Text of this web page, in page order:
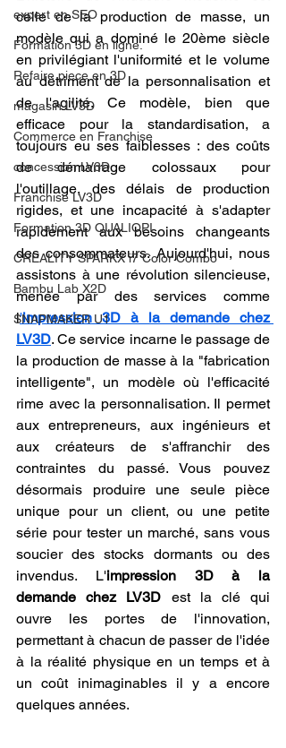
expert en SEO
Formation 3D en ligne.
Refaire piece en 3D
magasin LV3D
Commerce en Franchise
concession LV3D
Franchise LV3D
Formation 3D QUALIOPI
CREALITY SPARKX i7 Color Combo
Bambu Lab X2D
SNAPMAKER U1
celle de la production de masse, un
modèle qui a dominé le 20ème siècle
en privilégiant l'uniformité et le volume
au détriment de la personnalisation et
de l'agilité. Ce modèle, bien que
efficace pour la standardisation, a
toujours eu ses faiblesses : des coûts
de démarrage colossaux pour
l'outillage, des délais de production
rigides, et une incapacité à s'adapter
rapidement aux besoins changeants
des consommateurs. Aujourd'hui, nous
assistons à une révolution silencieuse,
menée par des services comme
l'impression 3D à la demande chez
LV3D. Ce service incarne le passage de
la production de masse à la "fabrication
intelligente", un modèle où l'efficacité
rime avec la personnalisation. Il permet
aux entrepreneurs, aux ingénieurs et
aux créateurs de s'affranchir des
contraintes du passé. Vous pouvez
désormais produire une seule pièce
unique pour un client, ou une petite
série pour tester un marché, sans vous
soucier des stocks dormants ou des
invendus. L'impression 3D à la
demande chez LV3D est la clé qui
ouvre les portes de l'innovation,
permettant à chacun de passer de l'idée
à la réalité physique en un temps et à
un coût inimaginables il y a encore
quelques années.